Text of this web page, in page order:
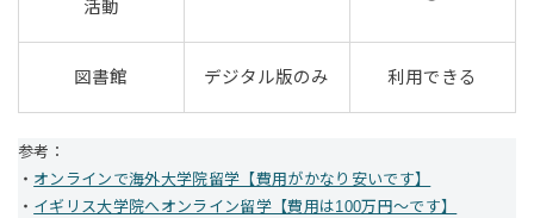
活動
図書館 デジタル版のみ 利用できる
参考：
・ オンラインで海外大学院留学【費用がかなり安いです】
・ イギリス大学院へオンライン留学【費用は100万円〜です】